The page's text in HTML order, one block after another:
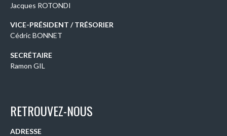
Jacques ROTONDI
VICE-PRÉSIDENT / TRÉSORIER
Cédric BONNET
SECRÉTAIRE
Ramon GIL
RETROUVEZ-NOUS
ADRESSE